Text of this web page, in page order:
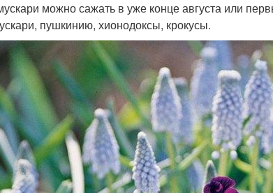
можно сажать в уже конце августа или
пушкинию, хионодоксы, крокусы.